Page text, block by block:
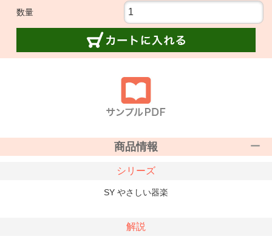
数量
商品情報
シリーズ
SY やさしい器楽
解説